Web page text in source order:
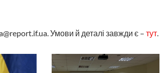
Умови й деталі завжди є – тут